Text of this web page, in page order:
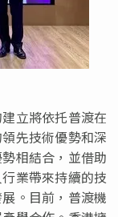
立將依托普渡在
先技術優勢和深
相結合，並借助
業帶來持續的技
。目前，普渡機